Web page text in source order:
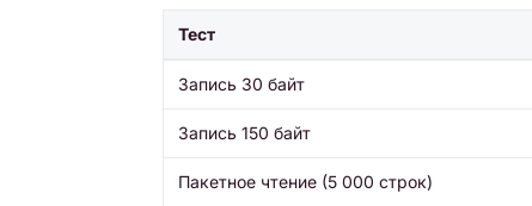
Тест
Запись 30 байт
Запись 150 байт
Пакетное чтение (5 000 строк)